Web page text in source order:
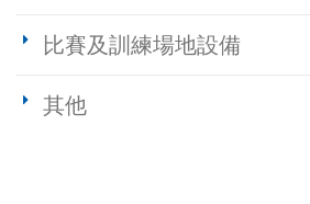
比賽及訓練場地設備
其他